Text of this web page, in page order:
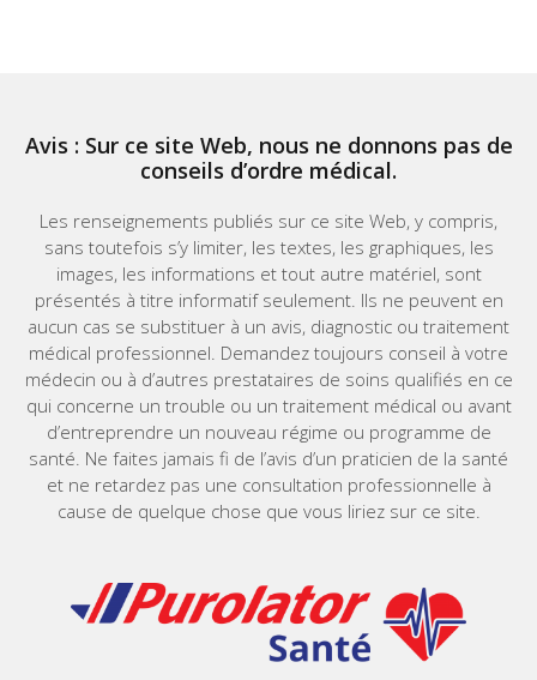
Avis : Sur ce site Web, nous ne donnons pas de
conseils d’ordre médical.
Les renseignements publiés sur ce site Web, y compris,
sans toutefois s’y limiter, les textes, les graphiques, les
images, les informations et tout autre matériel, sont
présentés à titre informatif seulement. Ils ne peuvent en
aucun cas se substituer à un avis, diagnostic ou traitement
médical professionnel. Demandez toujours conseil à votre
médecin ou à d’autres prestataires de soins qualifiés en ce
qui concerne un trouble ou un traitement médical ou avant
d’entreprendre un nouveau régime ou programme de
santé. Ne faites jamais fi de l’avis d’un praticien de la santé
et ne retardez pas une consultation professionnelle à
cause de quelque chose que vous liriez sur ce site.
Home